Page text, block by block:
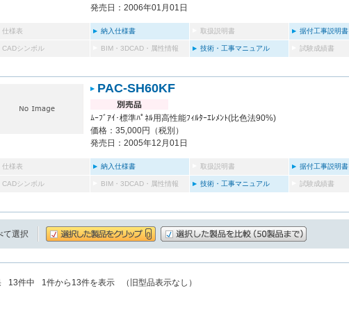
発売日：2006年01月01日
仕様表 納入仕様書 取扱説明書 据付工事説明書
CADシンボル BIM・3DCAD・属性情報 技術・工事マニュアル 試験成績書
PAC-SH60KF
ﾑｰﾌﾞｱｲ･標準ﾊﾟﾈﾙ用高性能ﾌｨﾙﾀｰｴﾚﾒﾝﾄ(比色法90%)
価格：35,000円（税別）
発売日：2005年12月01日
仕様表 納入仕様書 取扱説明書 据付工事説明書
CADシンボル BIM・3DCAD・属性情報 技術・工事マニュアル 試験成績書
て選択
13件中 1件から 13件を表示 （旧型品表示なし）